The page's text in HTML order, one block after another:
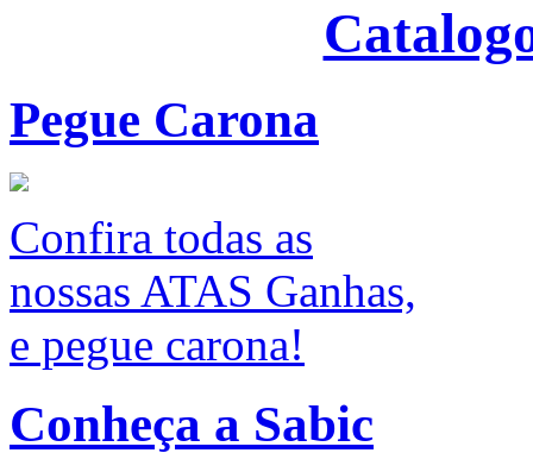
Pegue Carona
Confira todas as
nossas ATAS Ganhas,
e pegue carona!
Conheça a Sabic